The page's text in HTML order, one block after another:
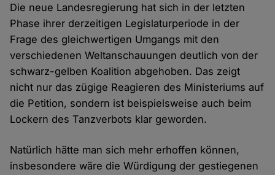
Die neue Landesregierung hat sich in der letzten
Phase ihrer derzeitigen Legislaturperiode in der
Frage des gleichwertigen Umgangs mit den
verschiedenen Weltanschauungen deutlich von der
schwarz-gelben Koalition abgehoben. Das zeigt
nicht nur das zügige Reagieren des Ministeriums auf
die Petition, sondern ist beispielsweise auch beim
Lockern des Tanzverbots klar geworden.
Natürlich hätte man sich mehr erhoffen können,
insbesondere wäre die Würdigung der gestiegenen